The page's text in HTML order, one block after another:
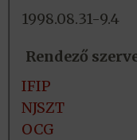
1998.08.31-9.4
Rendező
IFIP
NJSZT
OCG